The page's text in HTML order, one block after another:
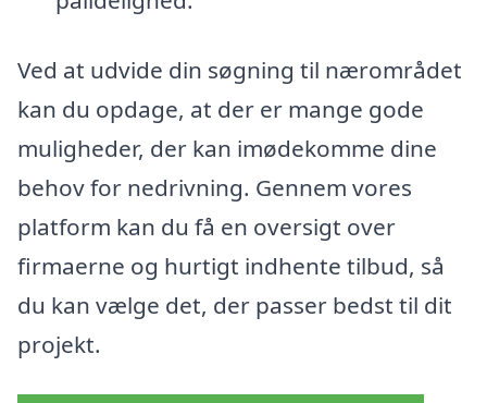
Ved at udvide din søgning til nærområdet
kan du opdage, at der er mange gode
muligheder, der kan imødekomme dine
behov for nedrivning. Gennem vores
platform kan du få en oversigt over
firmaerne og hurtigt indhente tilbud, så
du kan vælge det, der passer bedst til dit
projekt.